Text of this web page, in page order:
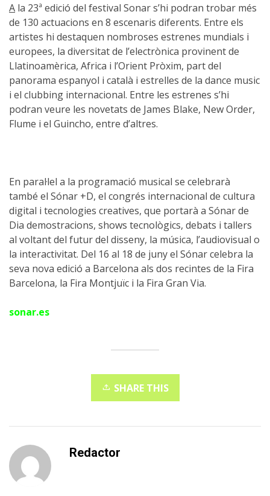
A la 23ª edició del festival Sonar s’hi podran trobar més
de 130 actuacions en 8 escenaris diferents. Entre els
artistes hi destaquen nombroses estrenes mundials i
europees, la diversitat de l’electrònica provinent de
Llatinoamèrica, Africa i l’Orient Pròxim, part del
panorama espanyol i català i estrelles de la dance music
i el clubbing internacional. Entre les estrenes s’hi
podran veure les novetats de James Blake, New Order,
Flume i el Guincho, entre d’altres.
En paral·lel a la programació musical se celebrarà
també el Sónar +D, el congrés internacional de cultura
digital i tecnologies creatives, que portarà a Sónar de
Dia demostracions, shows tecnològics, debats i tallers
al voltant del futur del disseny, la música, l’audiovisual o
la interactivitat. Del 16 al 18 de juny el Sónar celebra la
seva nova edició a Barcelona als dos recintes de la Fira
Barcelona, la Fira Montjuïc i la Fira Gran Via.
sonar.es
SHARE THIS
Redactor